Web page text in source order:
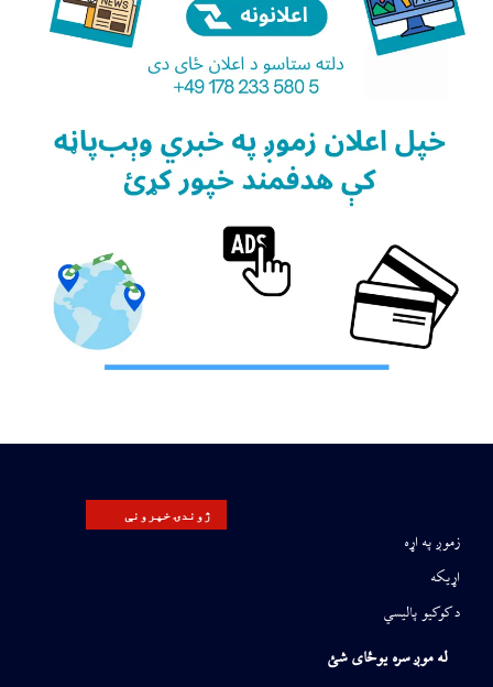
ژوندۍ خپرونې
زموږ په اړه
اړیکه
د کوکیو پالیسي
له موږ سره یوځای شئ